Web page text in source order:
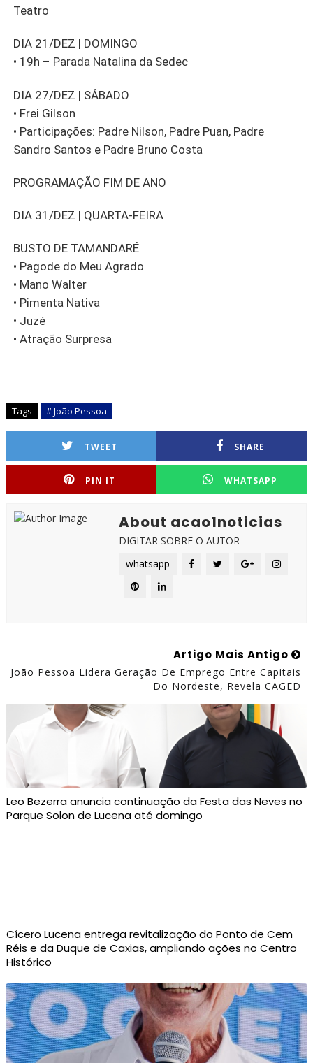
Teatro
DIA 21/DEZ | DOMINGO
• 19h – Parada Natalina da Sedec
DIA 27/DEZ | SÁBADO
• Frei Gilson
• Participações: Padre Nilson, Padre Puan, Padre
Sandro Santos e Padre Bruno Costa
PROGRAMAÇÃO FIM DE ANO
DIA 31/DEZ | QUARTA-FEIRA
BUSTO DE TAMANDARÉ
• Pagode do Meu Agrado
• Mano Walter
• Pimenta Nativa
• Juzé
• Atração Surpresa
Tags # João Pessoa
TWEET SHARE
PIN IT WHATSAPP
About acao1noticias
DIGITAR SOBRE O AUTOR
whatsapp
Artigo Mais Antigo
João Pessoa Lidera Geração De Emprego Entre Capitais
Do Nordeste, Revela CAGED
Leo Bezerra anuncia continuação da Festa das Neves no
Parque Solon de Lucena até domingo
Cícero Lucena entrega revitalização do Ponto de Cem
Réis e da Duque de Caxias, ampliando ações no Centro
Histórico